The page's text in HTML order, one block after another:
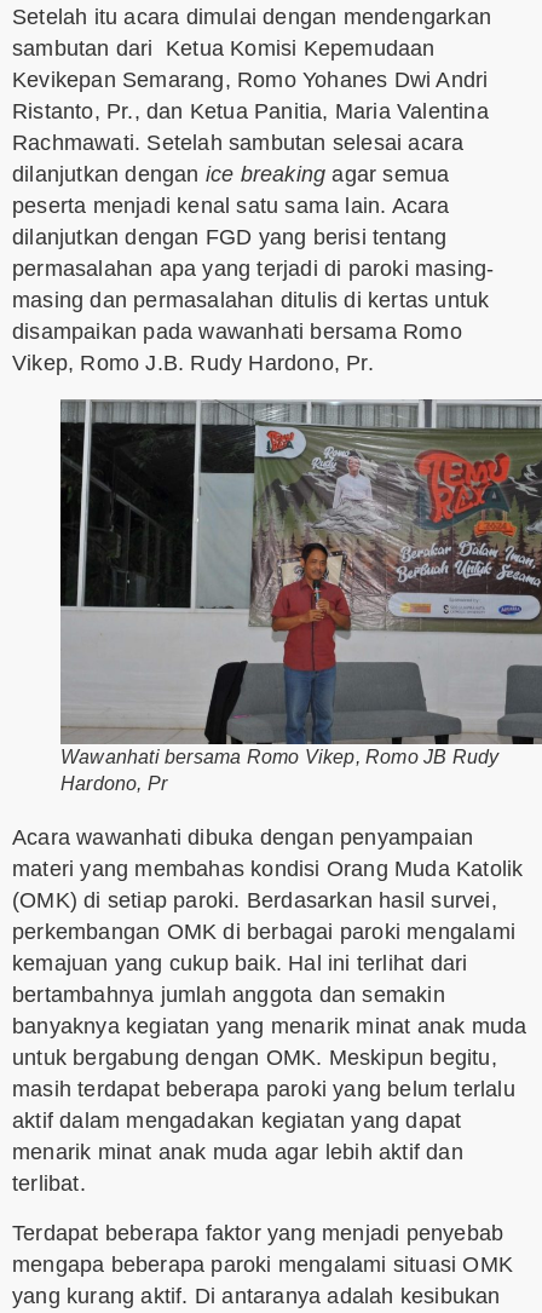
Setelah itu acara dimulai dengan mendengarkan
sambutan dari Ketua Komisi Kepemudaan
Kevikepan Semarang, Romo Yohanes Dwi Andri
Ristanto, Pr., dan Ketua Panitia, Maria Valentina
Rachmawati. Setelah sambutan selesai acara
dilanjutkan dengan ice breaking agar semua
peserta menjadi kenal satu sama lain. Acara
dilanjutkan dengan FGD yang berisi tentang
permasalahan apa yang terjadi di paroki masing-
masing dan permasalahan ditulis di kertas untuk
disampaikan pada wawanhati bersama Romo
Vikep, Romo J.B. Rudy Hardono, Pr.
Wawanhati bersama Romo Vikep, Romo JB Rudy
Hardono, Pr
Acara wawanhati dibuka dengan penyampaian
materi yang membahas kondisi Orang Muda Katolik
(OMK) di setiap paroki. Berdasarkan hasil survei,
perkembangan OMK di berbagai paroki mengalami
kemajuan yang cukup baik. Hal ini terlihat dari
bertambahnya jumlah anggota dan semakin
banyaknya kegiatan yang menarik minat anak muda
untuk bergabung dengan OMK. Meskipun begitu,
masih terdapat beberapa paroki yang belum terlalu
aktif dalam mengadakan kegiatan yang dapat
menarik minat anak muda agar lebih aktif dan
terlibat.
Terdapat beberapa faktor yang menjadi penyebab
mengapa beberapa paroki mengalami situasi OMK
yang kurang aktif. Di antaranya adalah kesibukan